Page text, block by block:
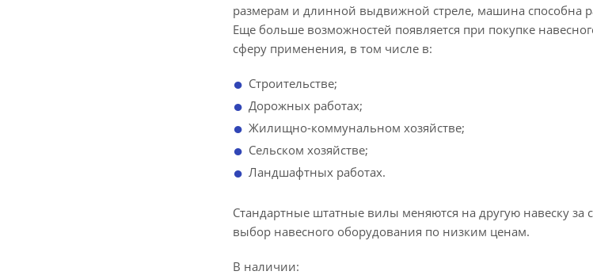
размерам и длинной выдвижной стреле, машина способна
Еще больше возможностей появляется при покупке
сферу применения, в том числе в:
Строительстве;
Дорожных работах;
Жилищно-коммунальном хозяйстве;
Сельском хозяйстве;
Ландшафтных работах.
Стандартные штатные вилы меняются на другую навеску
выбор навесного оборудования по низким ценам.
В наличии: